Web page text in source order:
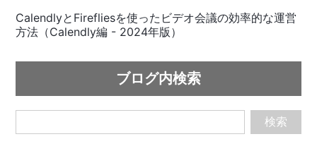
CalendlyとFirefliesを使ったビデオ会議の効率的な運営
方法（Calendly編 - 2024年版）
ブログ内検索
検索